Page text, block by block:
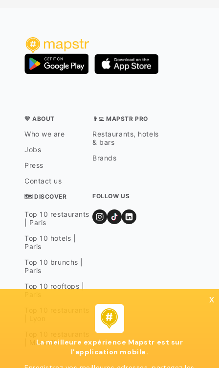
💛 ABOUT
Who we are
Jobs
Press
Contact us
👨‍💻 MAPSTR PRO
Restaurants, hotels
& bars
Brands
🗺 DISCOVER
Top 10 restaurants
| Paris
Top 10 hotels |
Paris
Top 10 brunchs |
Paris
Top 10 rooftops |
| Marseille
FOLLOW US
x
La meilleure expérience Mapstr est sur
l'application mobile.